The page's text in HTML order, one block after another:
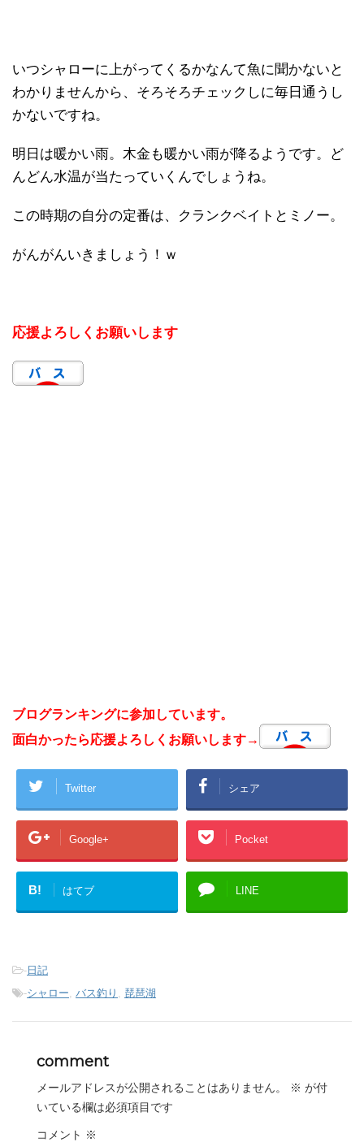
いつシャローに上がってくるかなんて魚に聞かないと
わかりませんから、そろそろチェックしに毎日通うし
かないですね。
明日は暖かい雨。木金も暖かい雨が降るようです。ど
んどん水温が当たっていくんでしょうね。
この時期の自分の定番は、クランクベイトとミノー。
がんがんいきましょう！ｗ
応援よろしくお願いします
ブログランキングに参加しています。
面白かったら応援よろしくお願いします→
Twitter シェア
Google+ Pocket
B! はてブ LINE
-日記
-シャロー バス釣り 琵琶湖
comment
メールアドレスが公開されることはありません。 ※ が付
いている欄は必須項目です
コメント ※